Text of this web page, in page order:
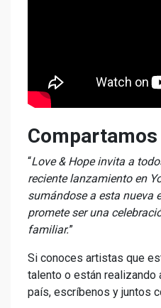
Compartamos
“Love & Hope invita a
reciente lanzamiento en
sumándose a esta nueva
promete ser una
familiar.”
Si conoces artistas que
talento o están
país, escríbenos y juntos